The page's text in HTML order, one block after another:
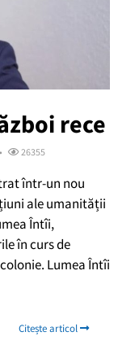
rece
26355
într-un nou
ale umanității
Întîi,
în curs de
Lumea Întîi
Citește articol